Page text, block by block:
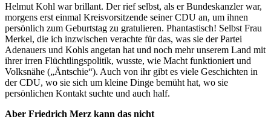
Helmut Kohl war brillant. Der rief selbst, als er Bundeskanzler war,
morgens erst einmal Kreisvorsitzende seiner CDU an, um ihnen
persönlich zum Geburtstag zu gratulieren. Phantastisch! Selbst Frau
Merkel, die ich inzwischen verachte für das, was sie der Partei
Adenauers und Kohls angetan hat und noch mehr unserem Land mit
ihrer irren Flüchtlingspolitik, wusste, wie Macht funktioniert und
Volksnähe („Äntschie“). Auch von ihr gibt es viele Geschichten in
der CDU, wo sie sich um kleine Dinge bemüht hat, wo sie
persönlichen Kontakt suchte und auch half.
Aber Friedrich Merz kann das nicht